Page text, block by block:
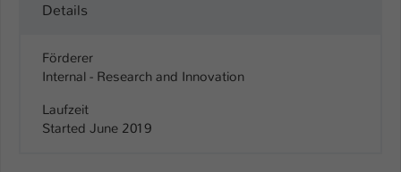
Details
Förderer
Internal - Research and Innovation
Laufzeit
Started June 2019